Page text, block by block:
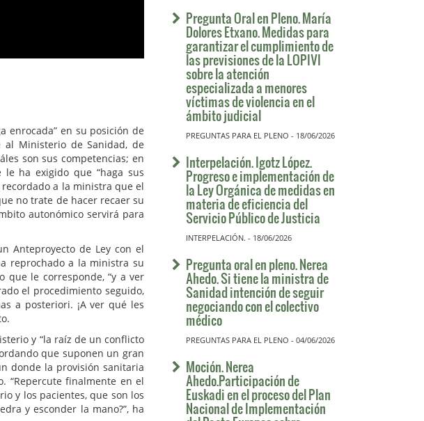
enrocada” en su posición de
Ministerio de Sanidad, de
son sus competencias; en
le ha exigido que “haga sus
recordado a la ministra que el
no trate de hacer recaer su
autonómico servirá para
Anteproyecto de Ley con el
reprochado a la ministra su
que le corresponde, “y a ver
el procedimiento seguido,
a posteriori. ¡A ver qué les
y “la raíz de un conflicto
que suponen un gran
donde la provisión sanitaria
“Repercute finalmente en el
y los pacientes, que son los
y esconder la mano?”, ha
Pregunta Oral en Pleno. María
Dolores Etxano. Medidas para
garantizar el cumplimiento de
las previsiones de la LOPIVI
sobre la atención
especializada a menores
víctimas de violencia en el
ámbito judicial
PREGUNTAS PARA EL PLENO - 18/06/2026
Interpelación. Igotz López.
Progreso e implementación de
la Ley Orgánica de medidas en
materia de eficiencia del
Servicio Público de Justicia
INTERPELACIÓN. - 18/06/2026
Pregunta oral en pleno. Nerea
Ahedo. Si tiene la ministra de
Sanidad intención de seguir
negociando con el colectivo
médico
PREGUNTAS PARA EL PLENO - 04/06/2026
Moción. Nerea
Ahedo.Participación de
Euskadi en el proceso del Plan
Nacional de Implementación